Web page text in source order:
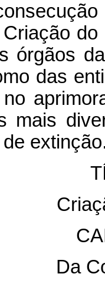
órgãos
das
mais
Da